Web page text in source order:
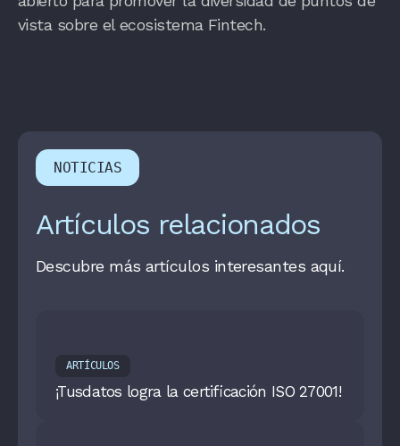
vista sobre el ecosistema Fintech.
NOTICIAS
Artículos relacionados
Descubre más artículos interesantes aquí.
ARTÍCULOS
¡Tusdatos logra la certificación ISO 27001!